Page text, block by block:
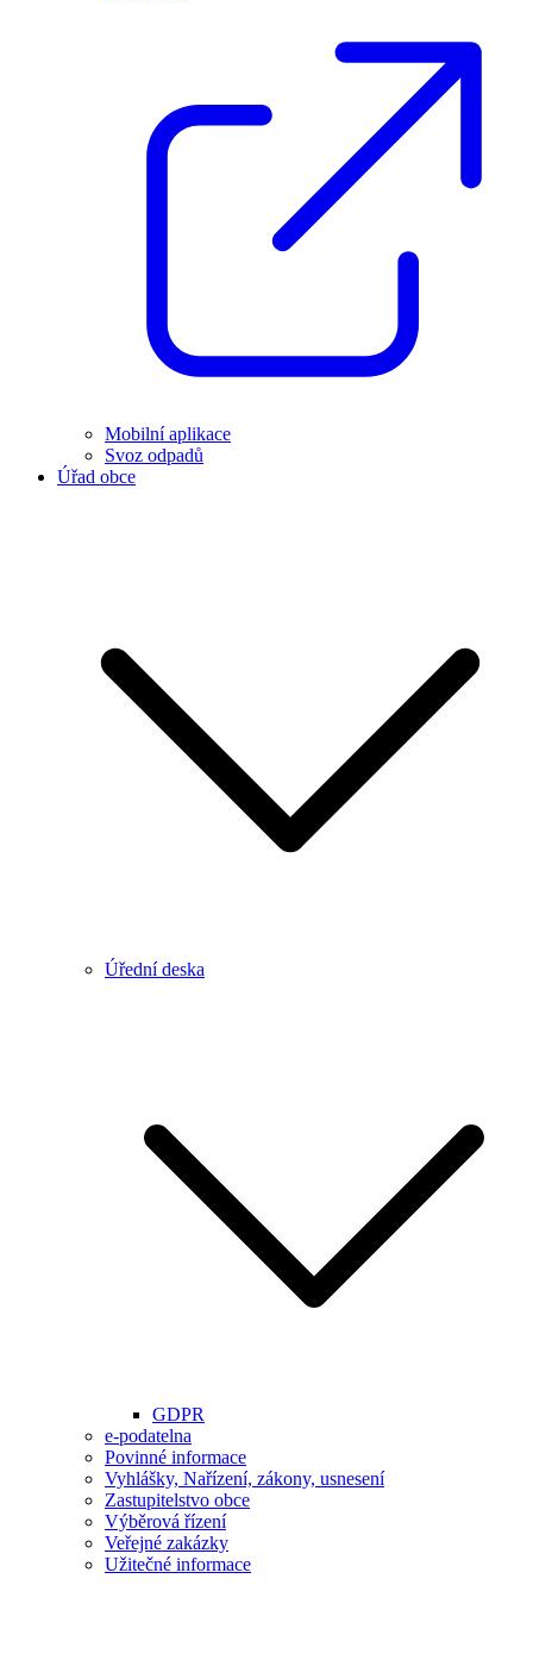
Mobilní aplikace
Svoz odpadů
Úřad obce
Úřední deska
GDPR
e-podatelna
Povinné informace
Vyhlášky, Nařízení, zákony, usnesení
Zastupitelstvo obce
Výběrová řízení
Veřejné zakázky
Užitečné informace